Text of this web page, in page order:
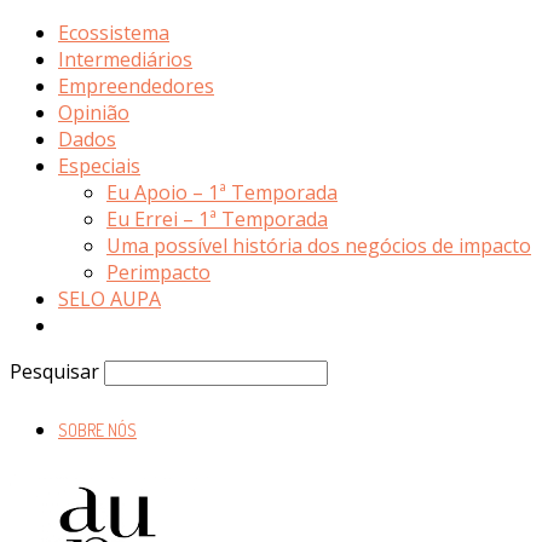
Ecossistema
Intermediários
Empreendedores
Opinião
Dados
Especiais
Eu Apoio – 1ª Temporada
Eu Errei – 1ª Temporada
Uma possível história dos negócios de impacto
Perimpacto
SELO AUPA
Pesquisar
SOBRE NÓS